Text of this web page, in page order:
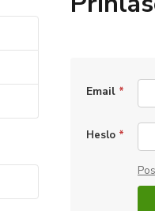
Email *
Heslo *